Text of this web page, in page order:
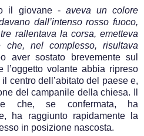
il giovane - aveva un colore
dall’intenso rosso fuoco,
rallentava la corsa, emetteva
che, nel complesso, risultava
aver sostato brevemente sul
l’oggetto volante abbia ripreso
centro dell’abitato del paese e,
del campanile della chiesa. Il
che, se confermata, ha
ha raggiunto rapidamente la
in posizione nascosta.